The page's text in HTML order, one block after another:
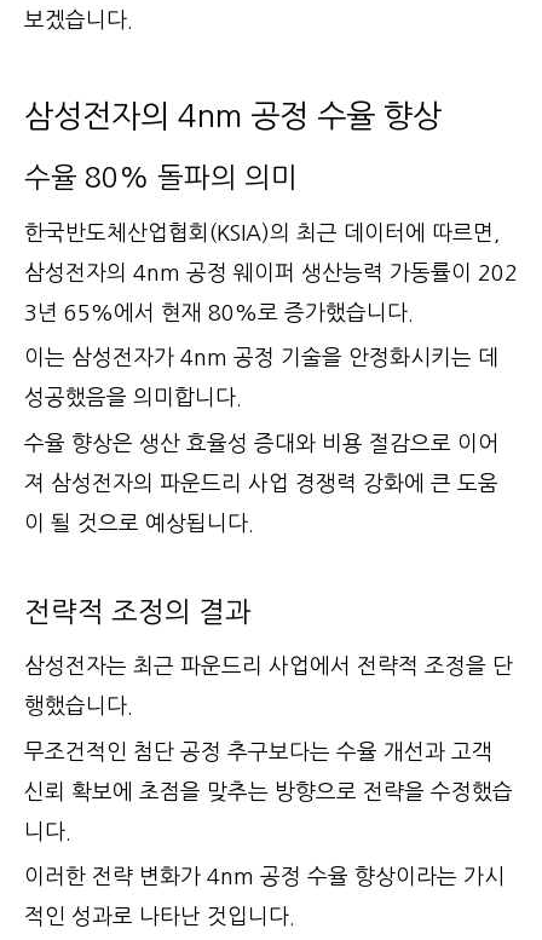
보겠습니다.
삼성전자의 4nm 공정 수율 향상
수율 80% 돌파의 의미
한국반도체산업협회(KSIA)의 최근 데이터에 따르면,
삼성전자의 4nm 공정 웨이퍼 생산능력 가동률이 202
3년 65%에서 현재 80%로 증가했습니다.
이는 삼성전자가 4nm 공정 기술을 안정화시키는 데
성공했음을 의미합니다.
수율 향상은 생산 효율성 증대와 비용 절감으로 이어
져 삼성전자의 파운드리 사업 경쟁력 강화에 큰 도움
이 될 것으로 예상됩니다.
전략적 조정의 결과
삼성전자는 최근 파운드리 사업에서 전략적 조정을 단
행했습니다.
무조건적인 첨단 공정 추구보다는 수율 개선과 고객
신뢰 확보에 초점을 맞추는 방향으로 전략을 수정했습
니다.
이러한 전략 변화가 4nm 공정 수율 향상이라는 가시
적인 성과로 나타난 것입니다.